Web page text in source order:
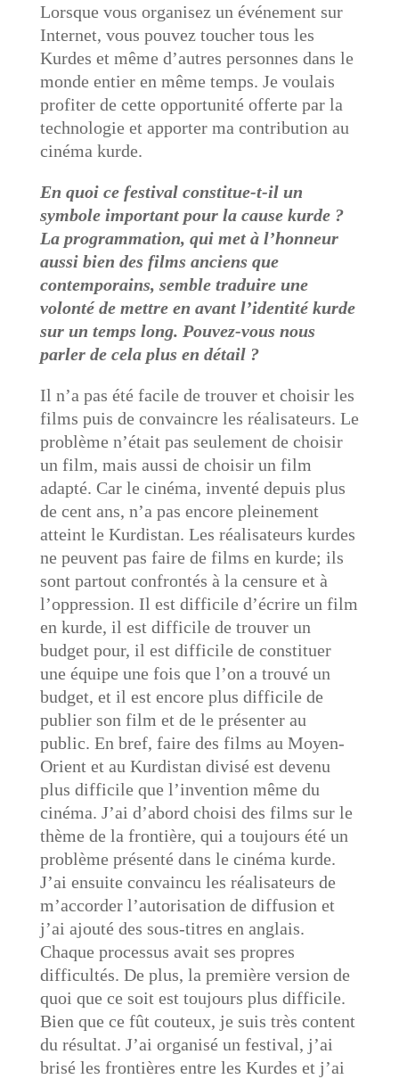
Lorsque vous organisez un événement sur
Internet, vous pouvez toucher tous les
Kurdes et même d’autres personnes dans le
monde entier en même temps. Je voulais
profiter de cette opportunité offerte par la
technologie et apporter ma contribution au
cinéma kurde.
En quoi ce festival constitue-t-il un
symbole important pour la cause kurde ?
La programmation, qui met à l’honneur
aussi bien des films anciens que
contemporains, semble traduire une
volonté de mettre en avant l’identité kurde
sur un temps long. Pouvez-vous nous
parler de cela plus en détail ?
Il n’a pas été facile de trouver et choisir les
films puis de convaincre les réalisateurs. Le
problème n’était pas seulement de choisir
un film, mais aussi de choisir un film
adapté. Car le cinéma, inventé depuis plus
de cent ans, n’a pas encore pleinement
atteint le Kurdistan. Les réalisateurs kurdes
ne peuvent pas faire de films en kurde; ils
sont partout confrontés à la censure et à
l’oppression. Il est difficile d’écrire un film
en kurde, il est difficile de trouver un
budget pour, il est difficile de constituer
une équipe une fois que l’on a trouvé un
budget, et il est encore plus difficile de
publier son film et de le présenter au
public. En bref, faire des films au Moyen-
Orient et au Kurdistan divisé est devenu
plus difficile que l’invention même du
cinéma. J’ai d’abord choisi des films sur le
thème de la frontière, qui a toujours été un
problème présenté dans le cinéma kurde.
J’ai ensuite convaincu les réalisateurs de
m’accorder l’autorisation de diffusion et
j’ai ajouté des sous-titres en anglais.
Chaque processus avait ses propres
difficultés. De plus, la première version de
quoi que ce soit est toujours plus difficile.
Bien que ce fût couteux, je suis très content
du résultat. J’ai organisé un festival, j’ai
brisé les frontières entre les Kurdes et j’ai